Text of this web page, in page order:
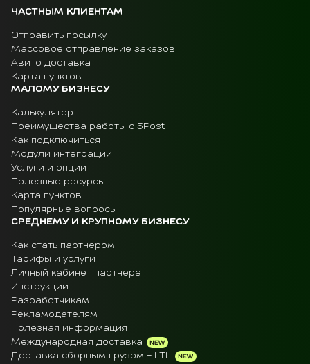
ЧАСТНЫМ КЛИЕНТАМ
Отправить посылку
Массовое отправление заказов
Авито доставка
Карта пунктов
МАЛОМУ БИЗНЕСУ
Калькулятор
Преимущества работы с 5Post
Как подключиться
Модули интеграции
Услуги и опции
Полезные ресурсы
Карта пунктов
Популярные вопросы
СРЕДНЕМУ И КРУПНОМУ БИЗНЕСУ
Как стать партнёром
Тарифы и услуги
Личный кабинет партнера
Инструкции
Разработчикам
Рекламодателям
Полезная информация
Международная доставка
Доставка сборным грузом - LTL